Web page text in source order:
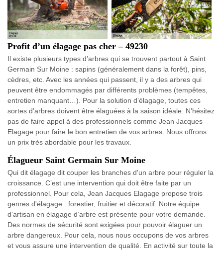
Profit d’un élagage pas cher – 49230
Il existe plusieurs types d’arbres qui se trouvent partout à Saint
Germain Sur Moine : sapins (généralement dans la forêt), pins,
cèdres, etc. Avec les années qui passent, il y a des arbres qui
peuvent être endommagés par différents problèmes (tempêtes,
entretien manquant…). Pour la solution d’élagage, toutes ces
sortes d’arbres doivent être élaguées à la saison idéale. N’hésitez
pas de faire appel à des professionnels comme Jean Jacques
Elagage pour faire le bon entretien de vos arbres. Nous offrons
un prix très abordable pour les travaux.
Élagueur Saint Germain Sur Moine
Qui dit élagage dit couper les branches d'un arbre pour réguler la
croissance. C’est une intervention qui doit être faite par un
professionnel. Pour cela, Jean Jacques Elagage propose trois
genres d'élagage : forestier, fruitier et décoratif. Notre équipe
d’artisan en élagage d’arbre est présente pour votre demande.
Des normes de sécurité sont exigées pour pouvoir élaguer un
arbre dangereux. Pour cela, nous nous occupons de vos arbres
et vous assure une intervention de qualité. En activité sur toute la